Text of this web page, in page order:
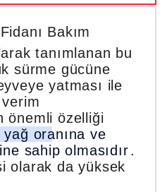
Bakım
tanımlanan bu
sürme gücüne
yatması ile
önemli özelliği
oranına ve
sahip olmasıdır.
olarak da yüksek